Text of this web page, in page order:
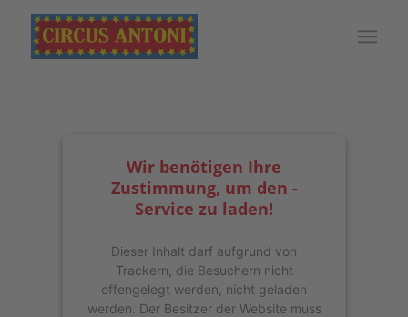
Wir benötigen Ihre
Zustimmung, um den -
Service zu laden!
Dieser Inhalt darf aufgrund von
Trackern, die Besuchern nicht
offengelegt werden, nicht geladen
werden. Der Besitzer der Website muss